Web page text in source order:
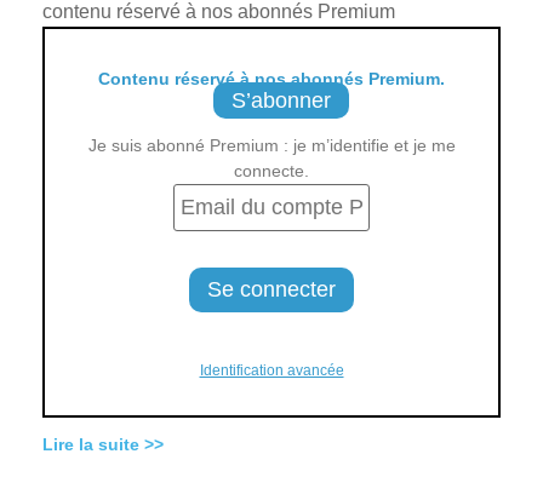
contenu réservé à nos abonnés Premium
Contenu réservé à nos abonnés Premium.
S’abonner
Je suis abonné Premium : je m’identifie et je me
connecte.
Identification avancée
Lire la suite >>